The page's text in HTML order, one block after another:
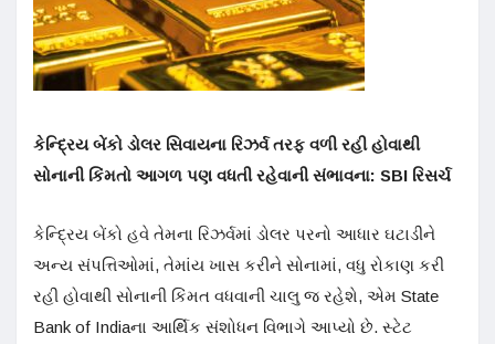
કેન્દ્રિય બેંકો ડોલર સિવાયના રિઝર્વ તરફ વળી રહી હોવાથી
સોનાની કિંમતો આગળ પણ વધતી રહેવાની સંભાવના: SBI રિસર્ચ
કેન્દ્રિય બેંકો હવે તેમના રિઝર્વમાં ડોલર પરનો આધાર ઘટાડીને
અન્ય સંપત્તિઓમાં, તેમાંય ખાસ કરીને સોનામાં, વધુ રોકાણ કરી
રહી હોવાથી સોનાની કિંમત વધવાની ચાલુ જ રહેશે, એમ State
Bank of Indiaના આર્થિક સંશોધન વિભાગે આપ્યો છે. સ્ટેટ